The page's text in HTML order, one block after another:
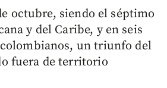
octubre, siendo el séptimo
y del Caribe, y en seis
un triunfo del
fuera de territorio